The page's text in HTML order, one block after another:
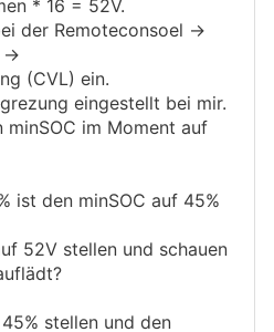
* 16 = 52V.
der Remoteconsoel ->
>
(CVL) ein.
eingestellt bei mir.
minSOC im Moment auf
ist den minSOC auf 45%
52V stellen und schauen
stellen und den